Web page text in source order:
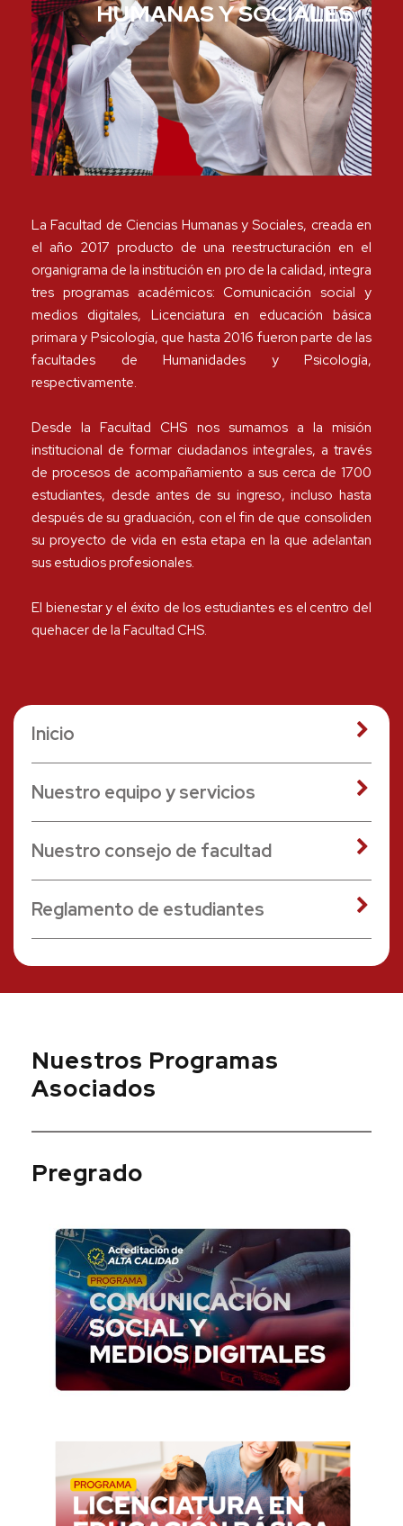
HUMANAS Y SOCIALES
La Facultad de Ciencias Humanas y Sociales, creada en
el año 2017 producto de una reestructuración en el
organigrama de la institución en pro de la calidad, integra
tres programas académicos: Comunicación social y
medios digitales, Licenciatura en educación básica
primara y Psicología, que hasta 2016 fueron parte de las
facultades de Humanidades y Psicología,
respectivamente.
Desde la Facultad CHS nos sumamos a la misión
institucional de formar ciudadanos integrales, a través
de procesos de acompañamiento a sus cerca de 1700
estudiantes, desde antes de su ingreso, incluso hasta
después de su graduación, con el fin de que consoliden
su proyecto de vida en esta etapa en la que adelantan
sus estudios profesionales.
El bienestar y el éxito de los estudiantes es el centro del
quehacer de la Facultad CHS.
Inicio
Nuestro equipo y servicios
Nuestro consejo de facultad
Reglamento de estudiantes
Nuestros Programas
Asociados
Pregrado